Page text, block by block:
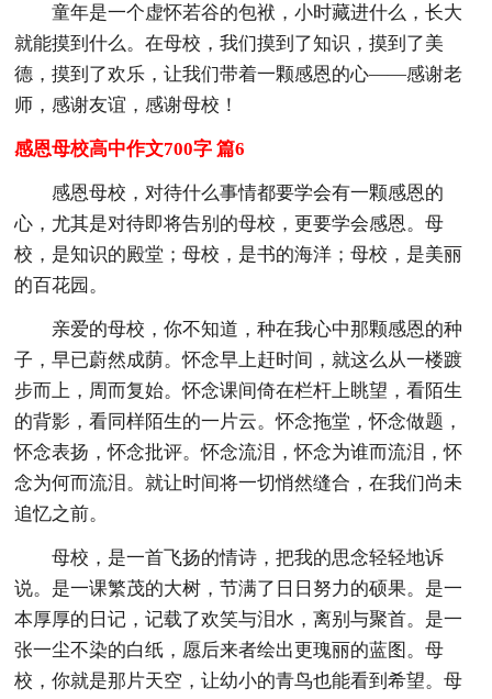
童年是一个虚怀若谷的包袱，小时藏进什么，长大
就能摸到什么。在母校，我们摸到了知识，摸到了美
德，摸到了欢乐，让我们带着一颗感恩的心——感谢老
师，感谢友谊，感谢母校！
感恩母校高中作文700字 篇6
感恩母校，对待什么事情都要学会有一颗感恩的
心，尤其是对待即将告别的母校，更要学会感恩。母
校，是知识的殿堂；母校，是书的海洋；母校，是美丽
的百花园。
亲爱的母校，你不知道，种在我心中那颗感恩的种
子，早已蔚然成荫。怀念早上赶时间，就这么从一楼踱
步而上，周而复始。怀念课间倚在栏杆上眺望，看陌生
的背影，看同样陌生的一片云。怀念拖堂，怀念做题，
怀念表扬，怀念批评。怀念流泪，怀念为谁而流泪，怀
念为何而流泪。就让时间将一切悄然缝合，在我们尚未
追忆之前。
母校，是一首飞扬的情诗，把我的思念轻轻地诉
说。是一课繁茂的大树，节满了日日努力的硕果。是一
本厚厚的日记，记载了欢笑与泪水，离别与聚首。是一
张一尘不染的白纸，愿后来者绘出更瑰丽的蓝图。母
校，你就是那片天空，让幼小的青鸟也能看到希望。母